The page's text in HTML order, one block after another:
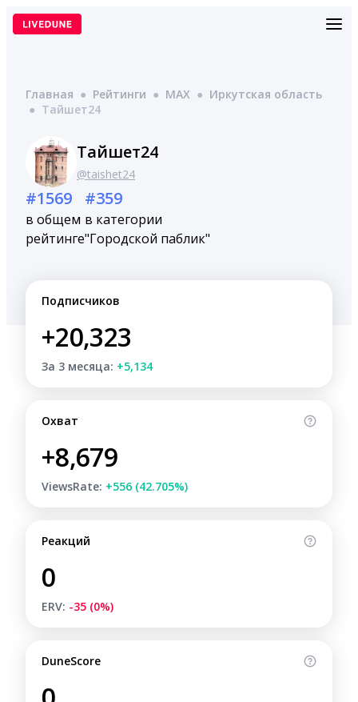
Перейти
Главная ● Рейтинги ● MAX ● Иркутская область
● Тайшет24
Тайшет24
@taishet24
#1569
в общем
рейтинге
#359
в категории
"Городской паблик"
Подписчиков
+20,323
За 3 месяца: +5,134
Охват
+8,679
ViewsRate: +556 (42.705%)
Реакций
0
ERV: -35 (0%)
DuneScore